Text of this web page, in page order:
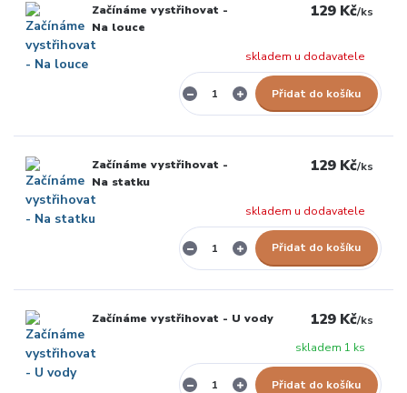
Začínáme vystřihovat -
Na louce
129 Kč/ks
skladem u dodavatele
Přidat do košíku
Začínáme vystřihovat -
Na statku
129 Kč/ks
skladem u dodavatele
Přidat do košíku
Začínáme vystřihovat - U vody 129 Kč/ks
skladem 1 ks
Přidat do košíku